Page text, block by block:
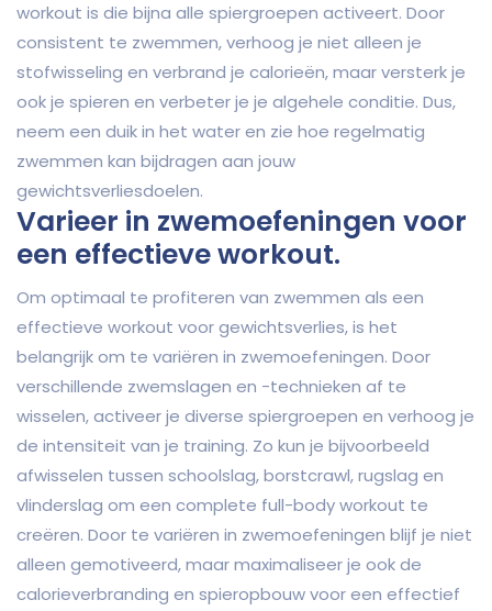
workout is die bijna alle spiergroepen activeert. Door
consistent te zwemmen, verhoog je niet alleen je
stofwisseling en verbrand je calorieën, maar versterk je
ook je spieren en verbeter je je algehele conditie. Dus,
neem een duik in het water en zie hoe regelmatig
zwemmen kan bijdragen aan jouw
gewichtsverliesdoelen.
Varieer in zwemoefeningen voor
een effectieve workout.
Om optimaal te profiteren van zwemmen als een
effectieve workout voor gewichtsverlies, is het
belangrijk om te variëren in zwemoefeningen. Door
verschillende zwemslagen en -technieken af te
wisselen, activeer je diverse spiergroepen en verhoog je
de intensiteit van je training. Zo kun je bijvoorbeeld
afwisselen tussen schoolslag, borstcrawl, rugslag en
vlinderslag om een complete full-body workout te
creëren. Door te variëren in zwemoefeningen blijf je niet
alleen gemotiveerd, maar maximaliseer je ook de
calorieverbranding en spieropbouw voor een effectief